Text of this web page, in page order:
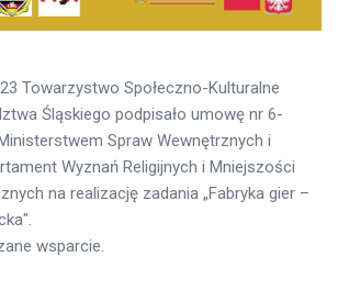
Towarzystwo Społeczno-Kulturalne
Śląskiego podpisało umowę nr 6-
Spraw Wewnętrznych i
Wyznań Religijnych i Mniejszości
na realizację zadania „Fabryka gier –
wsparcie.